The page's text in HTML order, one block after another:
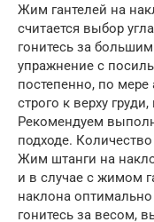
Жим гантелей на
считается выбор
гонитесь за
упражнение с
постепенно, по мере
строго к верху
Рекомендуем
подходе.
Жим штанги на
и в случае с жимом
наклона
гонитесь за весом,